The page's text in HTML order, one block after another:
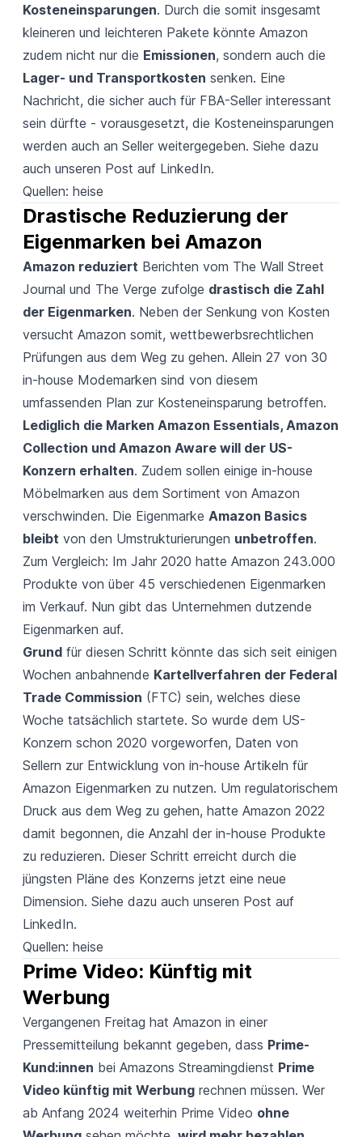
Kosteneinsparungen. Durch die somit insgesamt
kleineren und leichteren Pakete könnte Amazon
zudem nicht nur die Emissionen, sondern auch die
Lager- und Transportkosten senken. Eine
Nachricht, die sicher auch für FBA-Seller interessant
sein dürfte - vorausgesetzt, die Kosteneinsparungen
werden auch an Seller weitergegeben. Siehe dazu
auch unseren Post auf LinkedIn.
Quellen: heise
Drastische Reduzierung der
Eigenmarken bei Amazon
Amazon reduziert Berichten vom The Wall Street
Journal und The Verge zufolge drastisch die Zahl
der Eigenmarken. Neben der Senkung von Kosten
versucht Amazon somit, wettbewerbsrechtlichen
Prüfungen aus dem Weg zu gehen. Allein 27 von 30
in-house Modemarken sind von diesem
umfassenden Plan zur Kosteneinsparung betroffen.
Lediglich die Marken Amazon Essentials, Amazon
Collection und Amazon Aware will der US-
Konzern erhalten. Zudem sollen einige in-house
Möbelmarken aus dem Sortiment von Amazon
verschwinden. Die Eigenmarke Amazon Basics
bleibt von den Umstrukturierungen unbetroffen.
Zum Vergleich: Im Jahr 2020 hatte Amazon 243.000
Produkte von über 45 verschiedenen Eigenmarken
im Verkauf. Nun gibt das Unternehmen dutzende
Eigenmarken auf.
Grundfür diesen Schritt könnte das sich seit einigen
Wochen anbahnende Kartellverfahren der Federal
Trade Commission (FTC) sein, welches diese
Woche tatsächlich startete. So wurde dem US-
Konzern schon 2020 vorgeworfen, Daten von
Sellern zur Entwicklung von in-house Artikeln für
Amazon Eigenmarken zu nutzen. Um regulatorischem
Druck aus dem Weg zu gehen, hatte Amazon 2022
damit begonnen, die Anzahl der in-house Produkte
zu reduzieren. Dieser Schritt erreicht durch die
jüngsten Pläne des Konzerns jetzt eine neue
Dimension. Siehe dazu auch unseren Post auf
LinkedIn.
Quellen: heise
Prime Video: Künftig mit
Werbung
Vergangenen Freitag hat Amazon in einer
Pressemitteilung bekannt gegeben, dass Prime-
Kund:innen bei Amazons Streamingdienst Prime
Video künftig mit Werbungrechnen müssen. Wer
ab Anfang 2024 weiterhin Prime Video ohne